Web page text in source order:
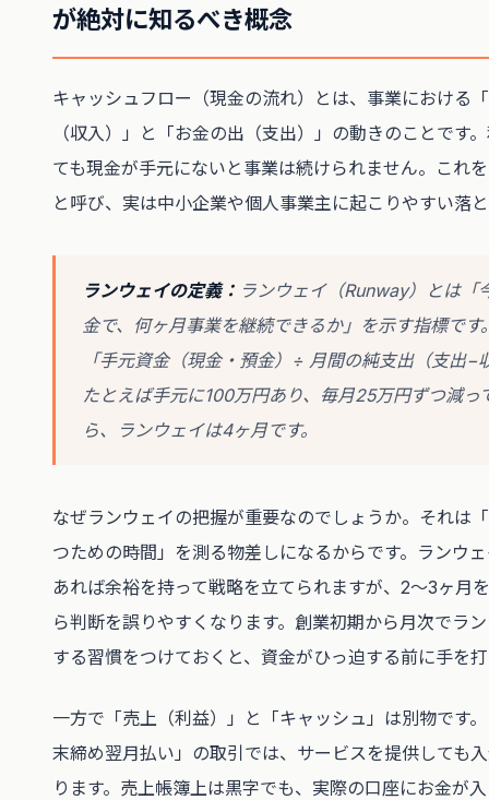
が絶対に知るべき概念
キャッシュフロー（現金の流れ）とは、事業における
（収入）」と「お金の出（支出）」の動きのことです
ても現金が手元にないと事業は続けられません。これ
と呼び、実は中小企業や個人事業主に起こりやすい落
ランウェイの定義： ランウェイ（Runway）とは「
金で、何ヶ月事業を継続できるか」を示す指標です
「手元資金（現金・預金）÷ 月間の純支出（支出−
たとえば手元に100万円あり、毎月25万円ずつ減っ
ら、ランウェイは4ヶ月です。
なぜランウェイの把握が重要なのでしょうか。それは
つための時間」を測る物差しになるからです。ランウ
あれば余裕を持って戦略を立てられますが、2〜3ヶ月
ら判断を誤りやすくなります。創業初期から月次でラ
する習慣をつけておくと、資金がひっ迫する前に手を
一方で「売上（利益）」と「キャッシュ」は別物です
末締め翌月払い」の取引では、サービスを提供しても
ります。売上帳簿上は黒字でも、実際の口座にお金が